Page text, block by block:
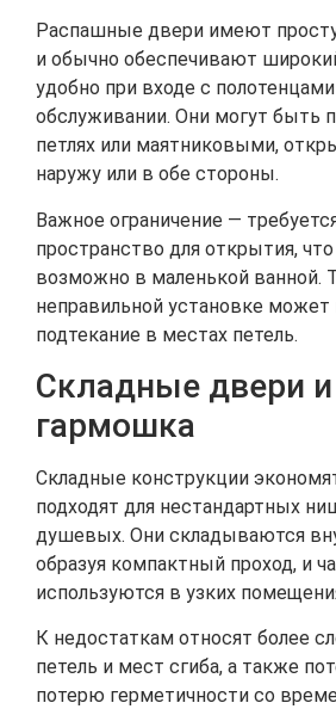
Распашные двери имеют
и обычно обеспечивают
удобно при входе с
обслуживании. Они могут быть
петлях или маятниковыми,
наружу или в обе стороны.
Важное ограничение —
пространство для открытия,
возможно в маленькой ванной.
неправильной установке может
подтекание в местах петель.
Складные двери
гармошка
Складные конструкции
подходят для нестандартных
душевых. Они складываются
образуя компактный проход, и
используются в узких
К недостаткам относят более
петель и мест сгиба, а также
потерю герметичности со